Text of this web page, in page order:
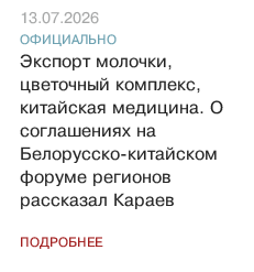
13.07.2026
ОФИЦИАЛЬНО
Экспорт молочки,
цветочный комплекс,
китайская медицина. О
соглашениях на
Белорусско-китайском
форуме регионов
рассказал Караев
ПОДРОБНЕЕ